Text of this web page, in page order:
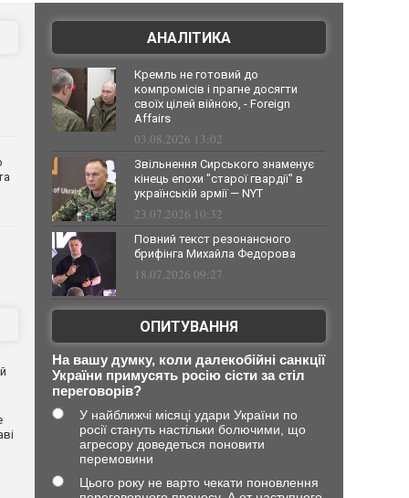
АНАЛІТИКА
Кремль не готовий до
компромісів і прагне досягти
своїх цілей війною, - Foreign
Affairs
03.08.2026 13:02
Звільнення Сирського знаменує
кінець епохи "старої гвардії" в
українській армії — NYT
23.07.2026 10:32
Повний текст резонансного
брифінга Михайла Федорова
18.07.2026 09:27
ОПИТУВАННЯ
На вашу думку, коли далекобійні санкції
України примусять росію сісти за стіл
переговорів?
У найближчі місяці удари України по
росії стануть настільки болючими, що
агресору доведеться поновити
перемовини
Цього року не варто чекати поновлення